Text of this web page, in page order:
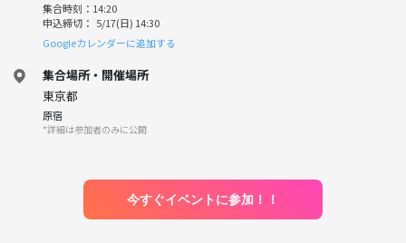
集合時刻：14:20
申込締切： 5/17(日) 14:30
Googleカレンダーに追加する
集合場所・開催場所
東京都
原宿
*詳細は参加者のみに公開
今すぐイベントに参加！！